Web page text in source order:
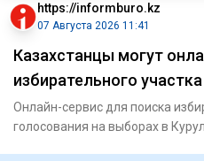
https://informburo.kz
07 Августа 2026 11:41
Казахстанцы могут
избирательного участка
Онлайн-сервис для поиска
голосования на выборах в